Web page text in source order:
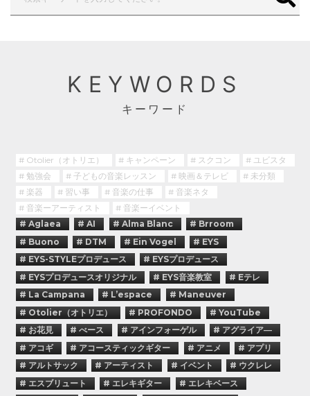
KEYWORDS
キーワード
# Otolier（オトリエ） # キャンペーン # スクコン
# ユビスタ
# 勉強会
# 子どもの音楽レッスン # 映画＆テレビ
# 未分類
# 楽器
# 習い事 # 音楽の仕事
# 音楽ネタ
# 音楽ーアーティスト
# 音楽ーイベント
# Aglaea
# AI # Alma Blanc
# Brroom
# Buono
# DTM # Ein Vogel
# EYS
# EYS-STYLEプロデュース
# EYSプロデュース
# EYSプロデュースオリジナル
# EYS音楽教室
# Eテレ
# La Campana
# L’espace
# Maneuver
# Otolier（オトリエ）
# PROFONDO
# YouTube
# お花見
# べース # アインフォーゲル
# アグライア―
# アコギ
# アコースティックギター # アニメ
# アプリ
# アルトサック
# アーティスト # イベント
# ウクレレ
# エスブリュート
# エレキギター
# エレキベース